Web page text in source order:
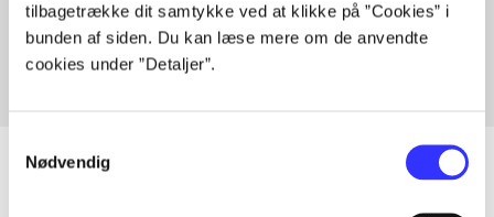
tilbagetrække dit samtykke ved at klikke på ”Cookies” i
bunden af siden. Du kan læse mere om de anvendte
cookies under ”Detaljer”.
Nødvendig
Fra